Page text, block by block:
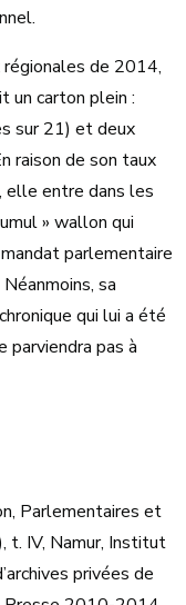
régionales de 2014,
un carton plein :
sur 21) et deux
raison de son taux
elle entre dans les
» wallon qui
parlementaire
sa
qui lui a été
parviendra pas à
Parlementaires et
IV, Namur, Institut
privées de